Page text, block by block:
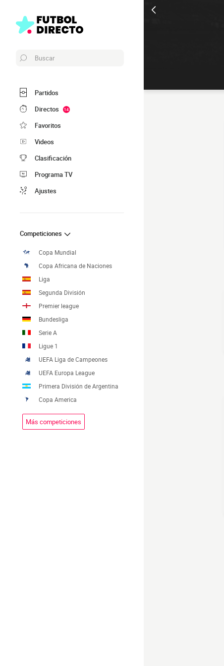
Buscar
Partidos
Directos
14
Favoritos
Videos
Clasificación
Programa TV
Ajustes
Competiciones
Copa Mundial
Copa Africana de Naciones
Liga
Segunda División
Premier league
Bundesliga
Serie A
Ligue 1
UEFA Liga de Campeones
UEFA Europa League
Primera División de Argentina
Copa America
Más competiciones